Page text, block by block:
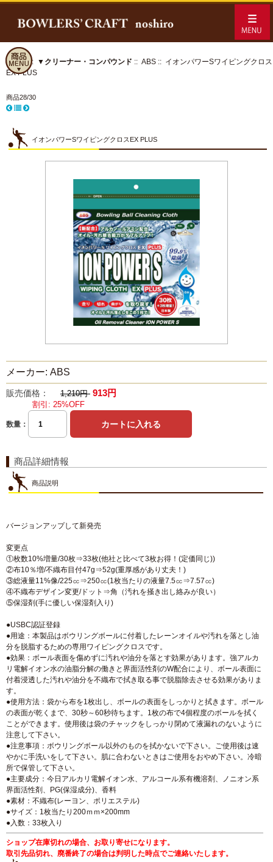
ホーム:: ▼クリーナー・コンパウンド :: ABS :: イオンパワーSワイピングクロス
EX PLUS
商品28/30
イオンパワーSワイピングクロスEX PLUS
メーカー: ABS
販売価格： 1,210円 913円
割引: 25%OFF
数量：
商品詳細情報
商品説明
バージョンアップして新発売
変更点
①枚数10%増量/30枚⇒33枚(他社と比べて3枚お得！(定価同じ))
②布10％増/不織布目付47g⇒52g(重厚感があり丈夫！)
③総液量11%像/225㏄⇒250㏄(1枚当たりの液量7.5㏄⇒7.57㏄)
④不織布デザイン変更/ドット⇒角（汚れを掻き出し絡みが良い）
⑤保湿剤(手に優しい保湿剤入り)
●USBC認証登録
●用途：本製品はボウリングボールに付着したレーンオイルや汚れを落とし油
分を脱脂するための専用ワイピングクロスです。
●効果：ボール表面を傷めずに汚れや油分を落とす効果があります。強アルカ
リ電解イオン水の油脂分解の働きと界面活性剤のW配合により、ボール表面に
付着浸透した汚れや油分を不織布で拭き取る事で脱脂除去させる効果がありま
す。
●使用方法：袋から布を1枚出し、ボールの表面をしっかりと拭きます。ボール
の表面が乾くまで、30秒～60秒待ちます。1枚の布で4個程度のボールを拭く
ことができます。使用後は袋のチャックをしっかり閉めて液漏れのないように
注意して下さい。
●注意事項：ボウリングボール以外のものを拭かないで下さい。ご使用後は速
やかに手洗いをして下さい。肌に合わないときはご使用をおやめ下さい。冷暗
所で保管して下さい。
●主要成分：今日アルカリ電解イオン水、アルコール系有機溶剤、ノニオン系
界面活性剤、PG(保湿成分)、香料
●素材：不織布(レーヨン、ポリエステル)
●サイズ：1枚当たり200ｍｍ×200mm
●入数：33枚入り
ショップ在庫切れの場合、お取り寄せになります。
取引先品切れ、廃番終了の場合は判明した時点でご連絡いたします。